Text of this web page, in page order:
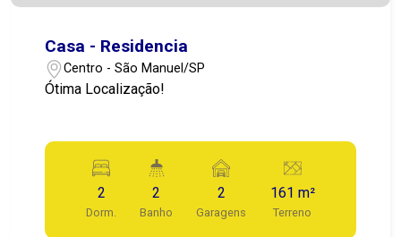
Casa - Residencia
Centro - São Manuel/SP
Ótima Localização!
2
Dorm.
2
Banho
2
Garagens
161 m²
Terreno